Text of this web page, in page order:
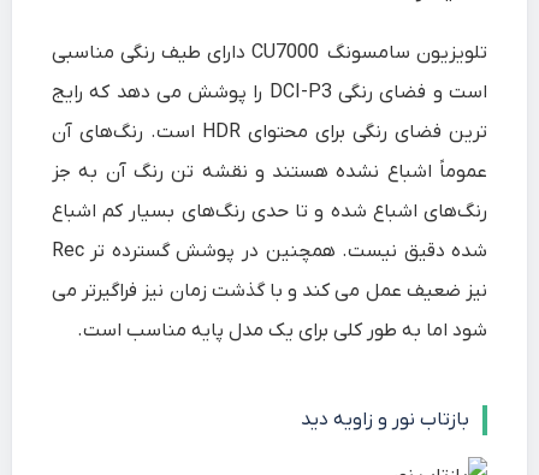
تلویزیون سامسونگ CU7000 دارای طیف رنگی مناسبی
است و فضای رنگی DCI-P3 را پوشش می دهد که رایج
ترین فضای رنگی برای محتوای HDR است. رنگ‌های آن
عموماً اشباع‌ نشده هستند و نقشه تن رنگ آن به جز
رنگ‌های اشباع شده و تا حدی رنگ‌های بسیار کم اشباع
شده دقیق نیست. همچنین در پوشش گسترده تر Rec
نیز ضعیف عمل می کند و با گذشت زمان نیز فراگیرتر می
شود اما به طور کلی برای یک مدل پایه مناسب است.
بازتاب نور و زاویه دید